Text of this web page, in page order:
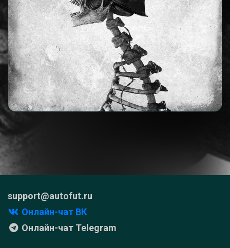
support@autofut.ru
Онлайн-чат ВК
Онлайн-чат Telegram